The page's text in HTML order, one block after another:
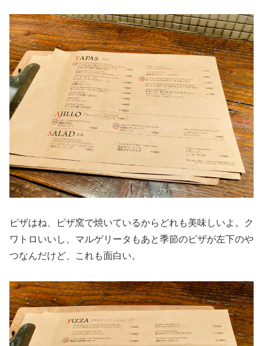
ピザはね、ピザ窯で焼いているからどれも美味しいよ。ク
ワトロいいし、マルゲリータもあと季節のピザが左下のや
つなんだけど、これも面白い。